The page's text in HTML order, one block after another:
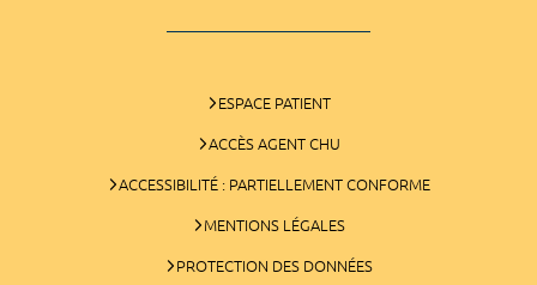
ESPACE PATIENT
ACCÈS AGENT CHU
ACCESSIBILITÉ : PARTIELLEMENT CONFORME
MENTIONS LÉGALES
PROTECTION DES DONNÉES